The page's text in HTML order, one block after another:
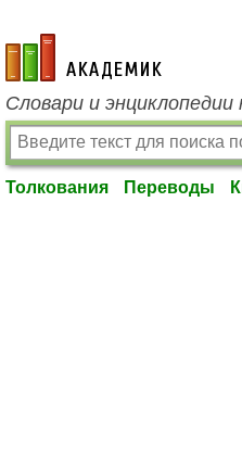
academic.ru
Словари и энциклопедии
Толкования Переводы